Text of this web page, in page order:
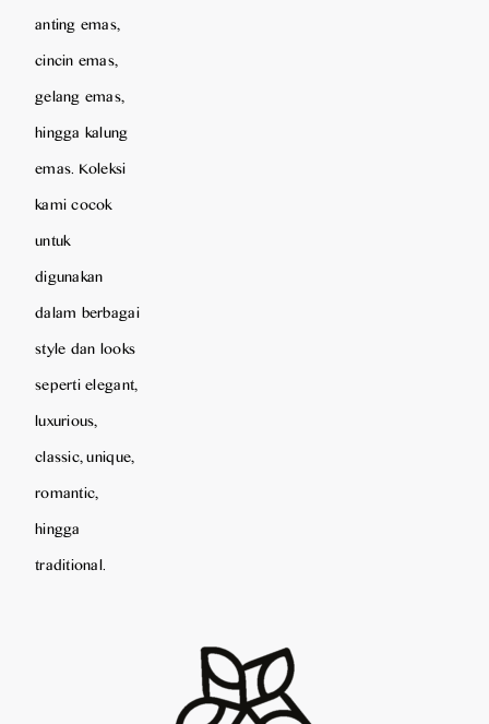
anting emas,
cincin emas,
gelang emas,
hingga kalung
emas. Koleksi
kami cocok
untuk
digunakan
dalam berbagai
style dan looks
seperti elegant,
luxurious,
classic, unique,
romantic,
hingga
traditional.